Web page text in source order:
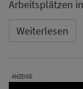
Arbeitsplätzen
Weiterlesen
ANZEIGE